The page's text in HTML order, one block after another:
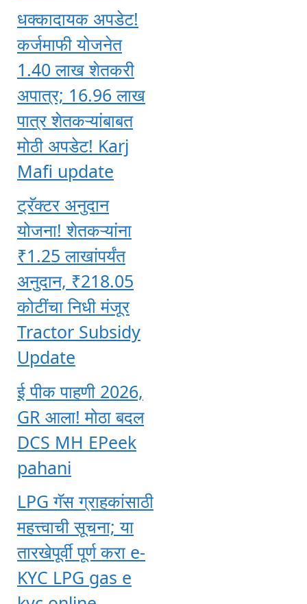
धक्कादायक अपडेट!
कर्जमाफी योजनेत
1.40 लाख शेतकरी
अपात्र; 16.96 लाख
पात्र शेतकऱ्यांबाबत
मोठी अपडेट! Karj
Mafi update
ट्रॅक्टर अनुदान
योजना! शेतकऱ्यांना
₹1.25 लाखांपर्यंत
अनुदान, ₹218.05
कोटींचा निधी मंजूर
Tractor Subsidy
Update
ई पीक पाहणी 2026,
GR आला! मोठा बदल
DCS MH EPeek
pahani
LPG गॅस ग्राहकांसाठी
महत्त्वाची सूचना; या
तारखेपूर्वी पूर्ण करा e-
KYC LPG gas e